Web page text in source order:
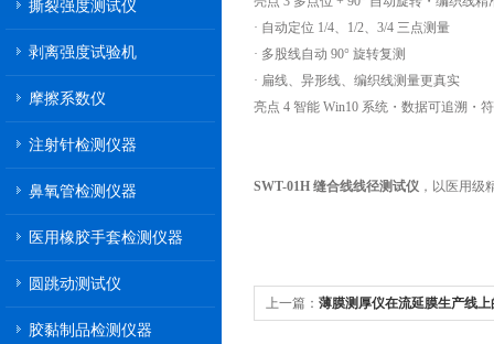
撕裂强度测试仪
剥离强度试验机
摩擦系数仪
注射针检测仪器
鼻氧管检测仪器
医用橡胶手套检测仪器
圆跳动测试仪
胶黏制品检测仪器
· 自动定位 1/4、1/2、3/4 三点测量
· 多股线自动 90° 旋转复测
· 扁线、异形线、编织线测量更真实
亮点 4 智能 Win10 系统・数据可追溯・
SWT-01H 缝合线线径测试仪 ，以医用级
上一篇： 薄膜测厚仪在流延膜生产线